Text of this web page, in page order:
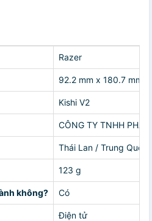
Razer
92.2 mm x 180.7 mm
Kishi V2
CÔNG TY TNHH
Thái Lan / Trung Quốc
123 g
không? Có
Điện tử